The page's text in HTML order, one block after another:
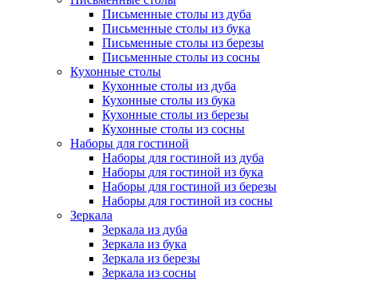
Письменные столы из дуба
Письменные столы из бука
Письменные столы из березы
Письменные столы из сосны
Кухонные столы
Кухонные столы из дуба
Кухонные столы из бука
Кухонные столы из березы
Кухонные столы из сосны
Наборы для гостиной
Наборы для гостиной из дуба
Наборы для гостиной из бука
Наборы для гостиной из березы
Наборы для гостиной из сосны
Зеркала
Зеркала из дуба
Зеркала из бука
Зеркала из березы
Зеркала из сосны